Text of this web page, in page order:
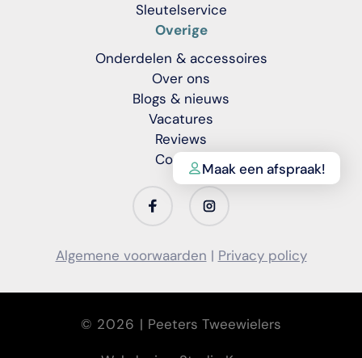
Maak een afspraak!
Sleutelservice
Overige
Onderdelen & accessoires
Over ons
Blogs & nieuws
Vacatures
Reviews
Contact
Translation
nl.general.social.links.facebook
Translation
Algemene voorwaarden | Privacy policy
© 2026 | Peeters Tweewielers